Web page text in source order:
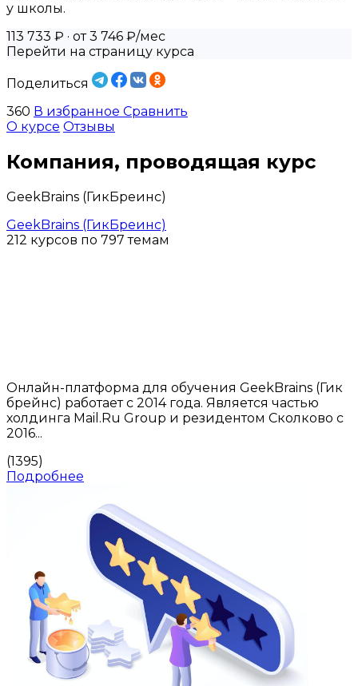
у школы.
113 733 ₽ · от 3 746 ₽/мес
Перейти на страницу курса
Поделиться
360 В избранное Сравнить
О курсе Отзывы
Компания, проводящая курс
GeekBrains (ГикБреинс)
GeekBrains (ГикБреинс)
212 курсов по 797 темам
Онлайн-платформа для обучения GeekBrains (Гик
брейнс) работает с 2014 года. Является частью
холдинга Mail.Ru Group и резидентом Сколково с
2016...
(1395)
Подробнее